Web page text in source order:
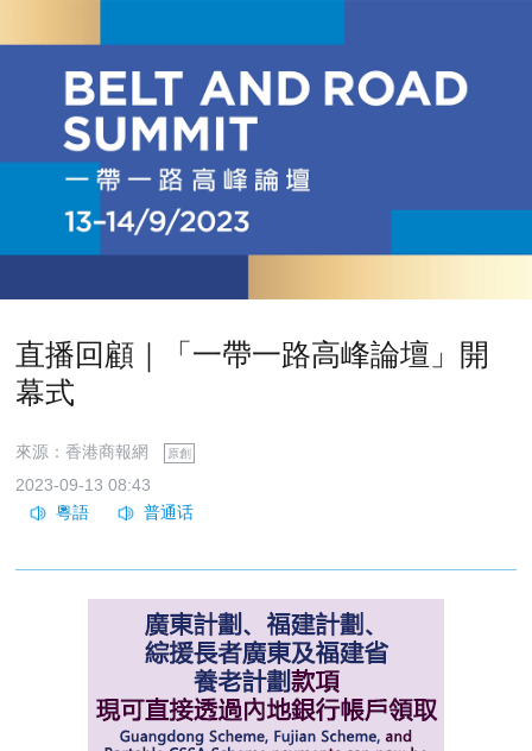
直播回顧｜「一帶一路高峰論壇」開
幕式
來源：香港商報網 原創
2023-09-13 08:43